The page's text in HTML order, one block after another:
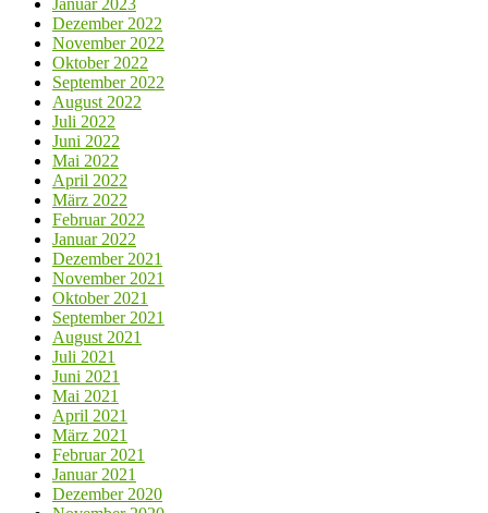
Januar 2023
Dezember 2022
November 2022
Oktober 2022
September 2022
August 2022
Juli 2022
Juni 2022
Mai 2022
April 2022
März 2022
Februar 2022
Januar 2022
Dezember 2021
November 2021
Oktober 2021
September 2021
August 2021
Juli 2021
Juni 2021
Mai 2021
April 2021
März 2021
Februar 2021
Januar 2021
Dezember 2020